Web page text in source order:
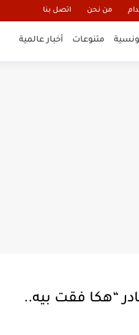
من نحن اتصل بنا
متنوعات أخبار عالمية
“هكا فقت بيه..